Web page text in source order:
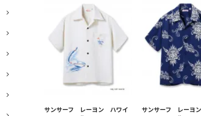
サンサーフ レーヨン ハワイ
サンサーフ レーヨ